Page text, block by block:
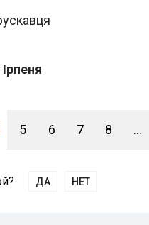
5 6 7 8 ...
ДА НЕТ